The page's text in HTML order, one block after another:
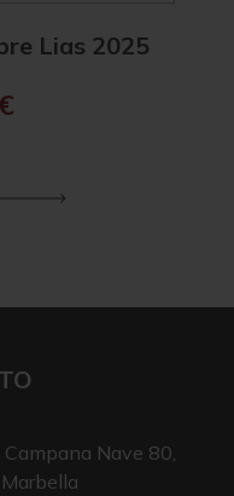
Lias 2025
Nave 80,